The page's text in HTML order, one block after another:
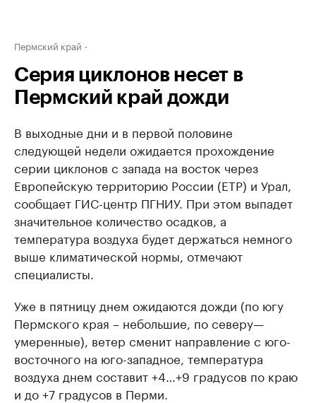
Пермский край
Серия циклонов несет в
Пермский край дожди
В выходные дни и в первой половине
следующей недели ожидается прохождение
серии циклонов с запада на восток через
Европейскую территорию России (ЕТР) и Урал,
сообщает ГИС-центр ПГНИУ. При этом выпадет
значительное количество осадков, а
температура воздуха будет держаться немного
выше климатической нормы, отмечают
специалисты.
Уже в пятницу днем ожидаются дожди (по югу
Пермского края – небольшие, по северу—
умеренные), ветер сменит направление с юго-
восточного на юго-западное, температура
воздуха днем составит +4…+9 градусов по краю
и до +7 градусов в Перми.